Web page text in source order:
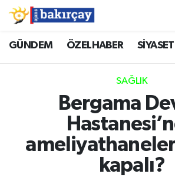
GÜNDEM ÖZELHABER SİYASET
SAĞLIK
Bergama
kapalı?
İzmir Nöbetçi Eczaneler
İzmir Namaz Vakitleri
İzmir Trafik Yoğunluk Haritası
Süper Lig Puan Durumu ve